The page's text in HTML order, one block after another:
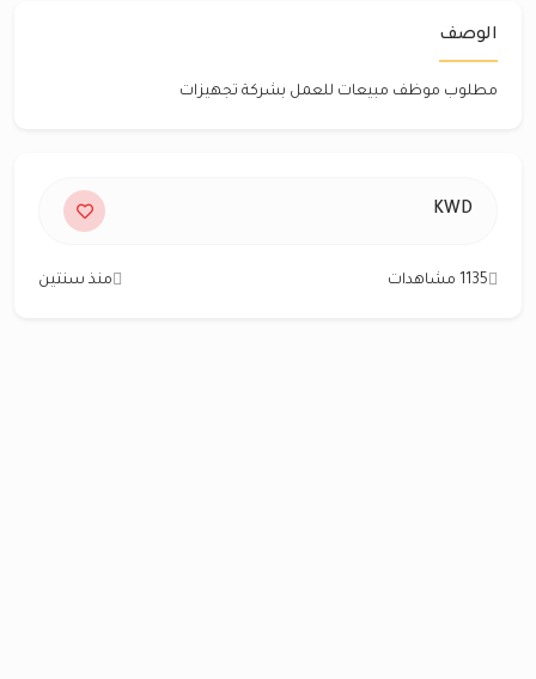
الوصف
مطلوب موظف مبيعات للعمل بشركة تجهيزات
KWD
1135 مشاهدات منذ سنتين